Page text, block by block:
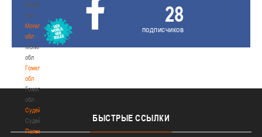
Витебская
обл
Могилевская
обл
Могилевская
обл
Гомельская
обл
Гомельская
обл
Судейство
Судейство
Полезные
28
подписчиков
БЫСТРЫЕ ССЫЛКИ